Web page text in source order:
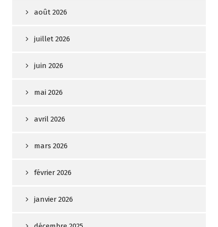
août 2026
juillet 2026
juin 2026
mai 2026
avril 2026
mars 2026
février 2026
janvier 2026